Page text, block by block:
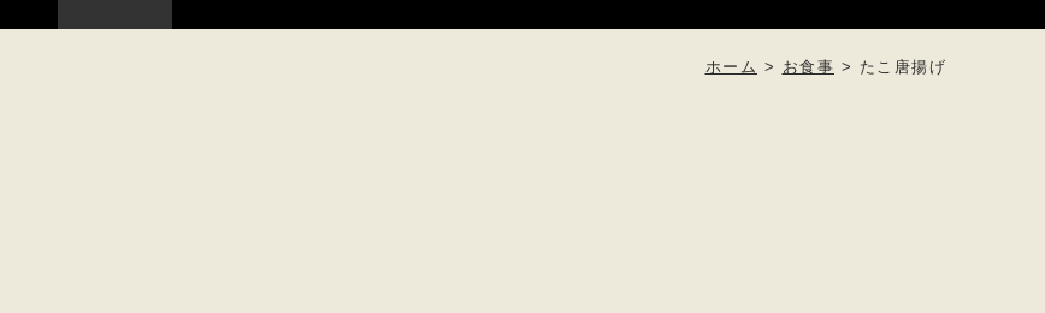
ホーム > お食事 > たこ唐揚げ